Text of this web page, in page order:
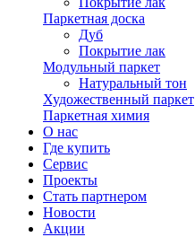
Паркетная доска
Дуб
Покрытие лак
Модульный паркет
Натуральный тон
Художественный паркет
Паркетная химия
О нас
Где купить
Сервис
Проекты
Стать партнером
Новости
Акции